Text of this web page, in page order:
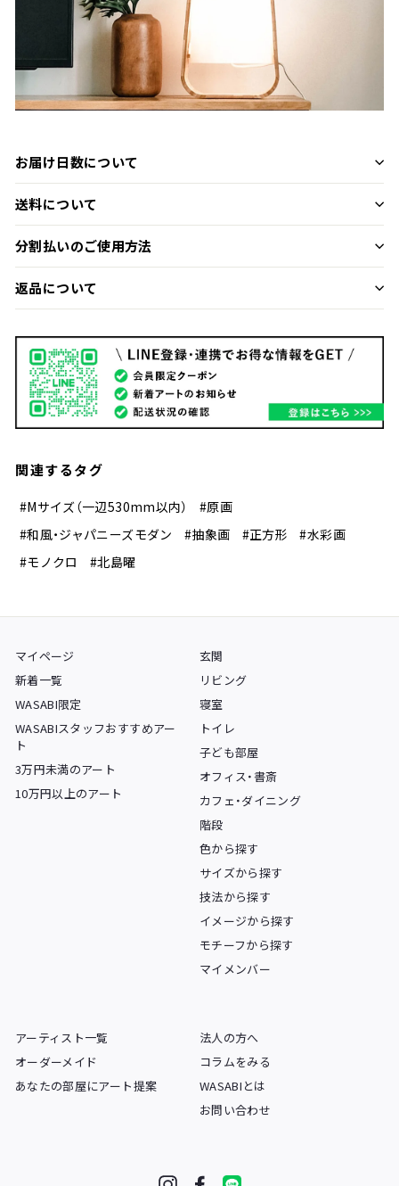
お届け日数について
送料について
分割払いのご使用方法
返品について
関連するタグ
#Mサイズ（一辺530mm以内）
#原画
#和風・ジャパニーズモダン
#抽象画 #正方形
#水彩画
#モノクロ
#北島曜
マイページ
新着一覧
WASABI限定
WASABIスタッフおすすめアー
ト
3万円未満のアート
10万円以上のアート
玄関
リビング
寝室
トイレ
子ども部屋
オフィス・書斎
カフェ・ダイニング
階段
色から探す
サイズから探す
技法から探す
イメージから探す
モチーフから探す
マイメンバー
アーティスト一覧
オーダーメイド
あなたの部屋にアート提案
法人の方へ
コラムをみる
WASABIとは
お問い合わせ